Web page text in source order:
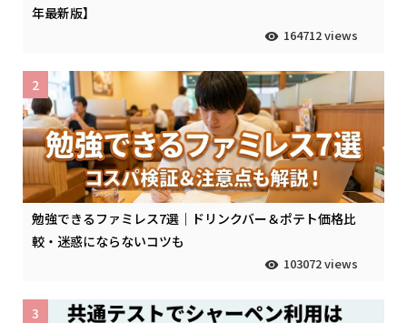
年最新版】
164712 views
勉強できるファミレス7選｜ドリンクバー＆ポテト価格比
較・迷惑にならないコツも
103072 views
2
3